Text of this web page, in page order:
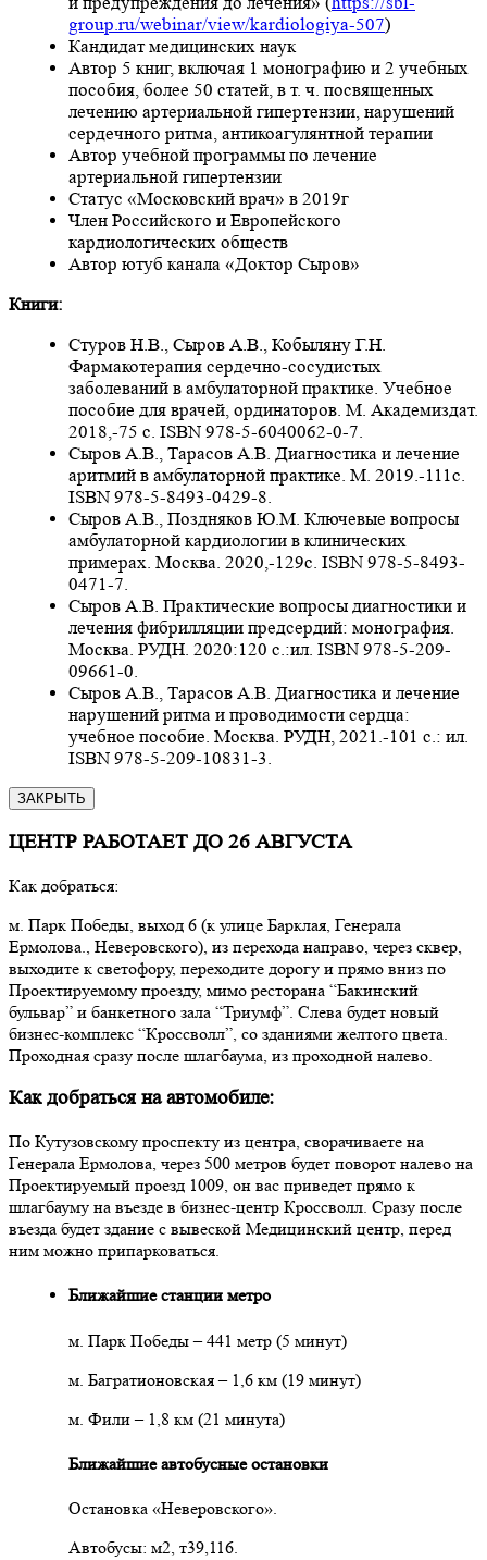
group.ru/webinar/view/kardiologiya-507)
Кандидат медицинских наук
Автор 5 книг, включая 1 монографию и 2 учебных
пособия, более 50 статей, в т. ч. посвященных
лечению артериальной гипертензии, нарушений
сердечного ритма, антикоагулянтной терапии
Автор учебной программы по лечение
артериальной гипертензии
Статус «Московский врач» в 2019г
Член Российского и Европейского
кардиологических обществ
Автор ютуб канала «Доктор Сыров»
Книги:
Стуров Н.В., Сыров А.В., Кобыляну Г.Н.
Фармакотерапия сердечно-сосудистых
заболеваний в амбулаторной практике. Учебное
пособие для врачей, ординаторов. М. Академиздат.
2018,-75 с. ISBN 978-5-6040062-0-7.
Сыров А.В., Тарасов А.В. Диагностика и лечение
аритмий в амбулаторной практике. М. 2019.-111с.
ISBN 978-5-8493-0429-8.
Сыров А.В., Поздняков Ю.М. Ключевые вопросы
амбулаторной кардиологии в клинических
примерах. Москва. 2020,-129с. ISBN 978-5-8493-
0471-7.
Сыров А.В. Практические вопросы диагностики и
лечения фибрилляции предсердий: монография.
Москва. РУДН. 2020:120 с.:ил. ISBN 978-5-209-
09661-0.
Сыров А.В., Тарасов А.В. Диагностика и лечение
нарушений ритма и проводимости сердца:
учебное пособие. Москва. РУДН, 2021.-101 с.: ил.
ISBN 978-5-209-10831-3.
ЗАКРЫТЬ
ЦЕНТР РАБОТАЕТ ДО 26 АВГУСТА
Как добраться:
м. Парк Победы, выход 6 (к улице Барклая, Генерала
Ермолова., Неверовского), из перехода направо, через сквер,
выходите к светофору, переходите дорогу и прямо вниз по
Проектируемому проезду, мимо ресторана “Бакинский
бульвар” и банкетного зала “Триумф”. Слева будет новый
бизнес-комплекс “Кроссволл”, со зданиями желтого цвета.
Проходная сразу после шлагбаума, из проходной налево.
Как добраться на автомобиле:
По Кутузовскому проспекту из центра, сворачиваете на
Генерала Ермолова, через 500 метров будет поворот налево на
Проектируемый проезд 1009, он вас приведет прямо к
шлагбауму на въезде в бизнес-центр Кроссволл. Сразу после
въезда будет здание с вывеской Медицинский центр, перед
ним можно припарковаться.
Ближайшие станции метро
м. Парк Победы – 441 метр (5 минут)
м. Багратионовская – 1,6 км (19 минут)
м. Фили – 1,8 км (21 минута)
Ближайшие автобусные остановки
Остановка «Неверовского».
Автобусы: м2, т39,116.